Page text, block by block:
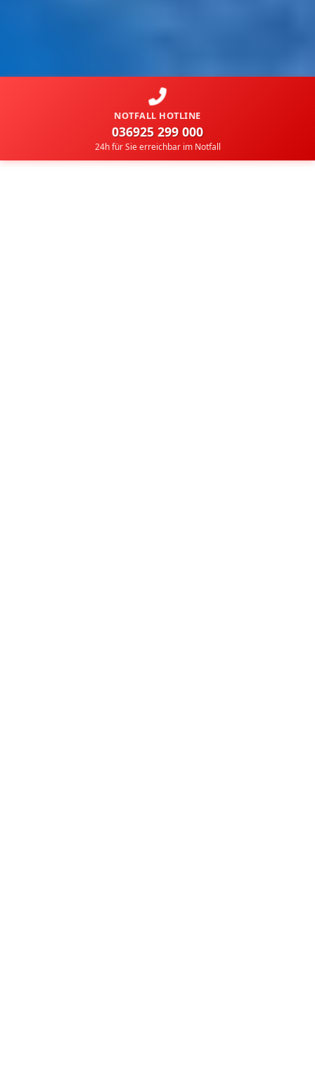
NOTFALL HOTLINE
036925 299 000
24h für Sie erreichbar im Notfall